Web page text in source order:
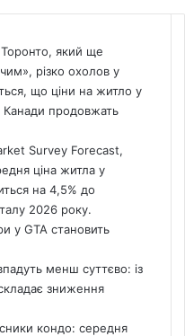
який ще
різко охолов у
що ціни на житло у
Канади продовжать
Survey Forecast,
ціна житла у
на 4,5% до
2026 року.
у GTA становить
менш суттєво: із
зниження
кондо: середня